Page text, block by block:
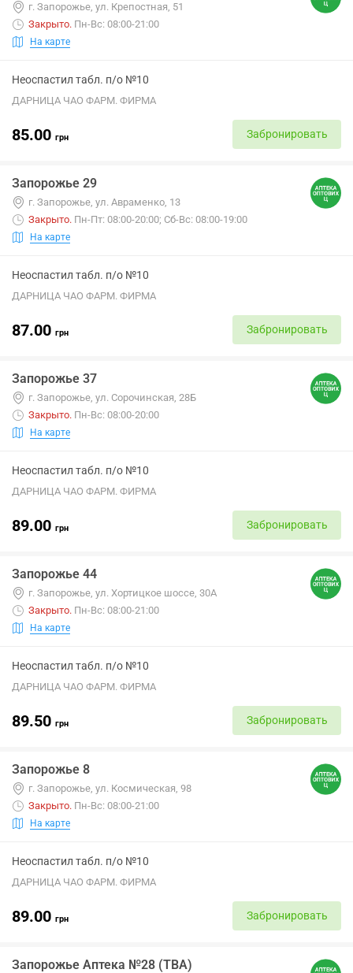
г. Запорожье, ул. Крепостная, 51
Закрыто. Пн-Вс: 08:00-21:00
На карте
Неоспастил табл. п/о №10
ДАРНИЦА ЧАО ФАРМ. ФИРМА
85.00 грн Забронировать
Запорожье 29
г. Запорожье, ул. Авраменко, 13
Закрыто. Пн-Пт: 08:00-20:00; Сб-Вс: 08:00-19:00
На карте
Неоспастил табл. п/о №10
ДАРНИЦА ЧАО ФАРМ. ФИРМА
87.00 грн Забронировать
Запорожье 37
г. Запорожье, ул. Сорочинская, 28Б
Закрыто. Пн-Вс: 08:00-20:00
На карте
Неоспастил табл. п/о №10
ДАРНИЦА ЧАО ФАРМ. ФИРМА
89.00 грн Забронировать
Запорожье 44
г. Запорожье, ул. Хортицкое шоссе, 30А
Закрыто. Пн-Вс: 08:00-21:00
На карте
Неоспастил табл. п/о №10
ДАРНИЦА ЧАО ФАРМ. ФИРМА
89.50 грн Забронировать
Запорожье 8
г. Запорожье, ул. Космическая, 98
Закрыто. Пн-Вс: 08:00-21:00
На карте
Неоспастил табл. п/о №10
ДАРНИЦА ЧАО ФАРМ. ФИРМА
89.00 грн Забронировать
Запорожье Аптека №28 (ТВА)